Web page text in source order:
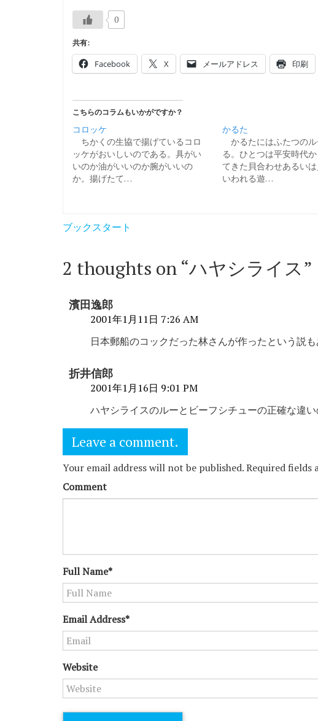
0
共有:
Facebook X メールアドレス 印刷
こちらのコラムもいかがですか？
コロッケ
ちかくの生協で揚げているコロ
ッケがおいしいのである。具がい
いのか油がいいのか腕がいいの
か。揚げたて…
かるた
かるたにはふたつの
る。ひとつは平安時代
てきた貝合わせあるい
いわれる遊…
投
ナ
ゲ
ョ
ン
ブックスタート
2 thoughts on “ハヤシライス”
濱田逸郎
2001年1月11日 7:26 AM
日本郵船のコックだった林さんが作ったという説も
折井信郎
2001年1月16日 9:01 PM
ハヤシライスのルーとビーフシチューの正確な違
Leave a comment.
Your email address will not be published. Required fields
Comment
Full Name*
Email Address*
Website